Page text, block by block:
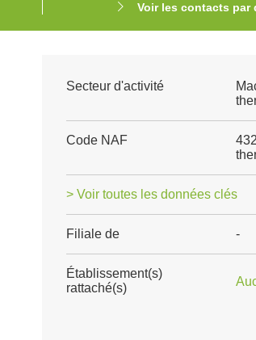
Voir les contacts par
Secteur d'activité
Code NAF
> Voir toutes les données clés
Filiale de -
Établissement(s)
rattaché(s)